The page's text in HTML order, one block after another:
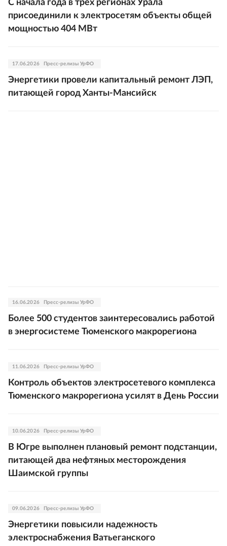
С начала года в трех регионах Урала
присоединили к электросетям объекты общей
мощностью 404 МВт
17.06.2026 Пресс-релизы УрФО
Энергетики провели капитальный ремонт ЛЭП,
питающей город Ханты-Мансийск
16.06.2026 Пресс-релизы УрФО
Более 500 студентов заинтересовались работой
в энергосистеме Тюменского макрорегиона
11.06.2026 Пресс-релизы УрФО
Контроль объектов электросетевого комплекса
Тюменского макрорегиона усилят в День России
10.06.2026 Пресс-релизы УрФО
В Югре выполнен плановый ремонт подстанции,
питающей два нефтяных месторождения
Шаимской группы
09.06.2026 Пресс-релизы УрФО
Энергетики повысили надежность
электроснабжения Ватьеганского